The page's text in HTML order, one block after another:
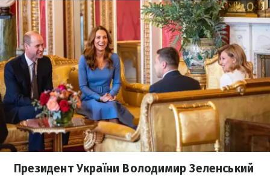
Президент України Володимир Зеленський